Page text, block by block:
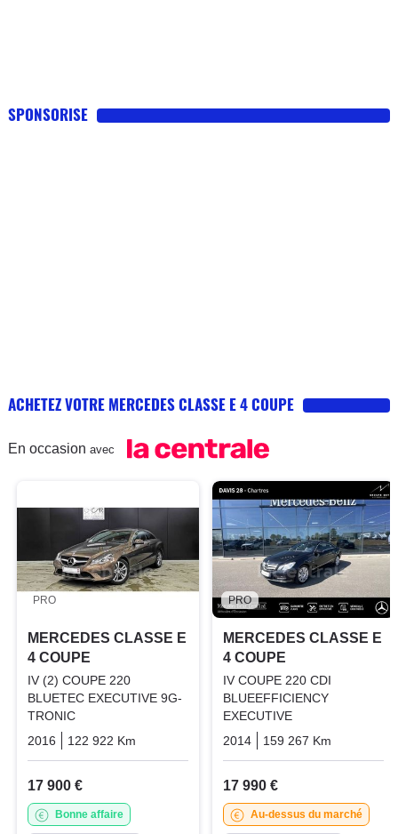
SPONSORISE
ACHETEZ VOTRE MERCEDES CLASSE E 4 COUPE
En occasion avec
PRO
MERCEDES CLASSE E
4 COUPE
IV (2) COUPE 220
BLUETEC EXECUTIVE 9G-
TRONIC
2016
122 922 Km Diesel
17 900 €
Bonne affaire
PRO
MERCEDES CLASSE E
4 COUPE
IV COUPE 220 CDI
BLUEEFFICIENCY
EXECUTIVE
2014
159 267 Km
17 990 €
Au-dessus du marché